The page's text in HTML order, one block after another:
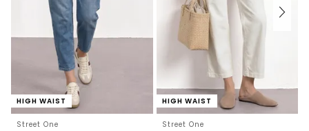
HIGH WAIST
Street One
HIGH WAIST
Street One